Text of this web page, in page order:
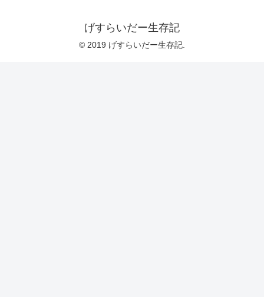
げすらいだー生存記
© 2019 げすらいだー生存記.